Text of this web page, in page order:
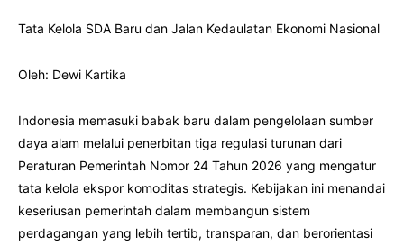
Tata Kelola SDA Baru dan Jalan Kedaulatan Ekonomi Nasional
Oleh: Dewi Kartika
Indonesia memasuki babak baru dalam pengelolaan sumber
daya alam melalui penerbitan tiga regulasi turunan dari
Peraturan Pemerintah Nomor 24 Tahun 2026 yang mengatur
tata kelola ekspor komoditas strategis. Kebijakan ini menandai
keseriusan pemerintah dalam membangun sistem
perdagangan yang lebih tertib, transparan, dan berorientasi